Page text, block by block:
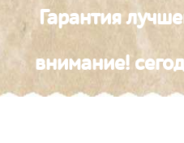
Гарантия
внимание!